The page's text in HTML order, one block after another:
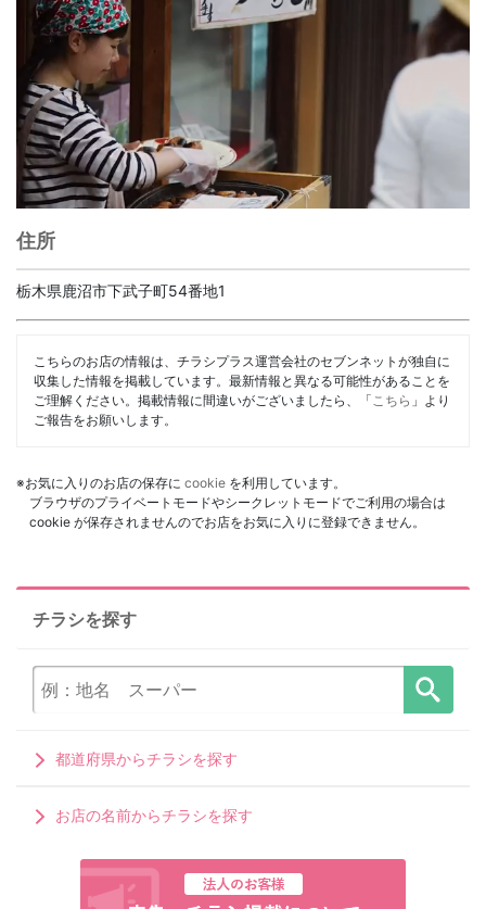
住所
栃木県鹿沼市下武子町54番地1
こちらのお店の情報は、チラシプラス運営会社のセブンネットが独自に
収集した情報を掲載しています。最新情報と異なる可能性があることを
ご理解ください。掲載情報に間違いがございましたら、「 こちら 」より
ご報告をお願いします。
※お気に入りのお店の保存に cookie を利用しています。
ブラウザのプライベートモードやシークレットモードでご利用の場合は
cookie が保存されませんのでお店をお気に入りに登録できません。
チラシを探す
都道府県からチラシを探す
お店の名前からチラシを探す